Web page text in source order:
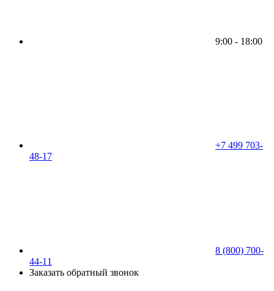
9:00 - 18:00
+7 499 703-
48-17
8 (800) 700-
44-11
Заказать обратный звонок